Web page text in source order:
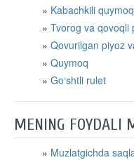
Kabachkili
Tvorog va qovoqli
Qovurilgan piyoz
Quymoq
Go‘shtli rulet
MENING FOYDALI
Muzlatgichda